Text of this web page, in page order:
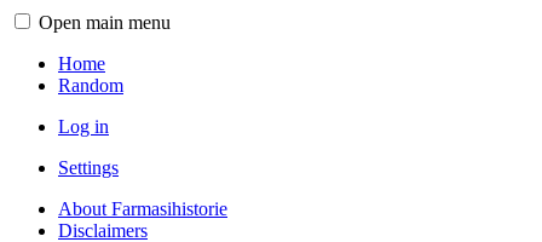
Open main menu
Home
Random
Log in
Settings
About Farmasihistorie
Disclaimers